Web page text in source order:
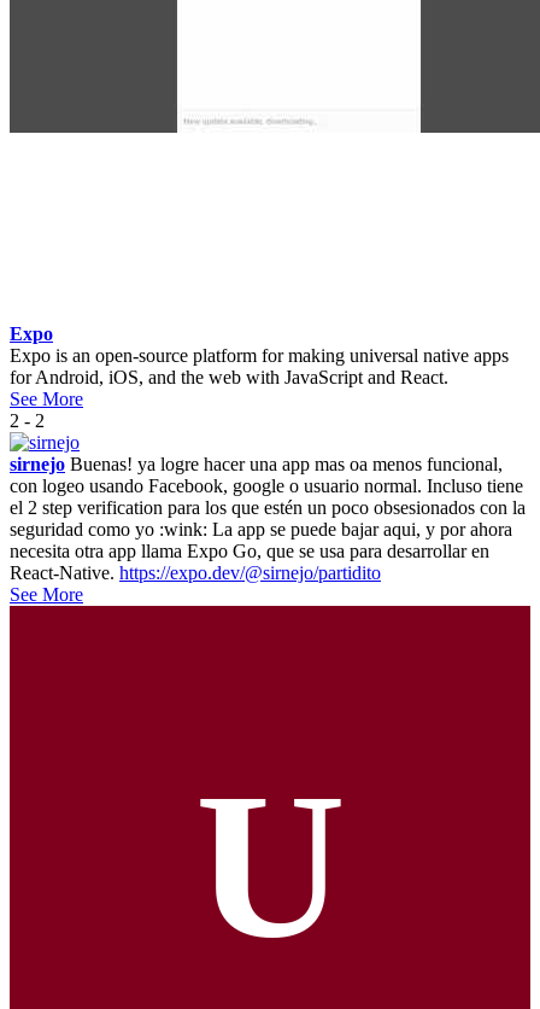
Expo
Expo is an open-source platform for making universal native apps
for Android, iOS, and the web with JavaScript and React.
See More
2 - 2
sirnejo Buenas! ya logre hacer una app mas oa menos funcional,
con logeo usando Facebook, google o usuario normal. Incluso tiene
el 2 step verification para los que estén un poco obsesionados con la
seguridad como yo :wink: La app se puede bajar aqui, y por ahora
necesita otra app llama Expo Go, que se usa para desarrollar en
React-Native. https://expo.dev/@sirnejo/partidito
See More
U